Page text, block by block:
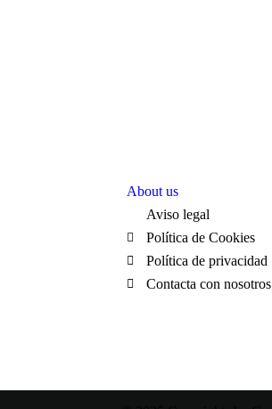
About us
Aviso legal
Política de Cookies
Política de privacidad
Contacta con nosotros